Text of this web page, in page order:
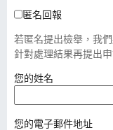
匿名回報
若匿名提出檢舉，我
針對處理結果再提出申
您的姓名
填
）
您的電子郵件地址（